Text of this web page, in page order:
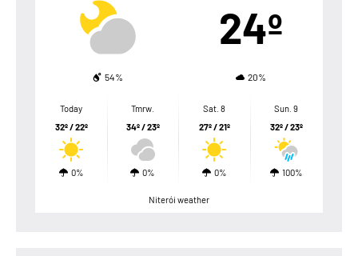
24º
54% 20%
Today
32º / 22º
0%
Tmrw.
34º / 23º
0%
Sat. 8
27º / 21º
0%
Sun. 9
32º / 23º
100%
Niterói weather